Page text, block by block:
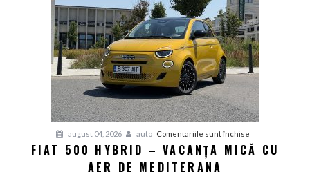
japonez
învață
bunele
maniere
pe
august 04, 2026 auto Comentariile sunt închise
Fiat
FIAT 500 HYBRID – VACANȚA MICĂ CU
AER DE MEDITERANA